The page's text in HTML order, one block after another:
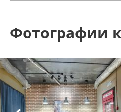
Фотографии